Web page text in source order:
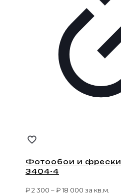
Фотообои и
3404-4
₽2 300 –₽18 000 за кв.м.